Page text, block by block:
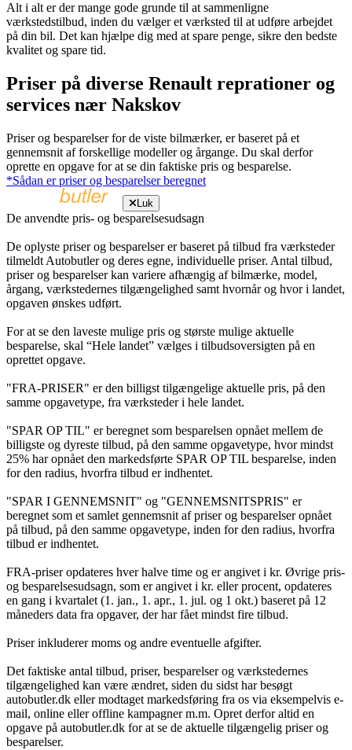
Alt i alt er der mange gode grunde til at sammenligne
værkstedstilbud, inden du vælger et værksted til at udføre arbejdet
på din bil. Det kan hjælpe dig med at spare penge, sikre den bedste
kvalitet og spare tid.
Priser på diverse Renault reprationer og
services nær Nakskov
Priser og besparelser for de viste bilmærker, er baseret på et
gennemsnit af forskellige modeller og årgange. Du skal derfor
oprette en opgave for at se din faktiske pris og besparelse.
*Sådan er priser og besparelser beregnet
Luk
De anvendte pris- og besparelsesudsagn
De oplyste priser og besparelser er baseret på tilbud fra værksteder
tilmeldt Autobutler og deres egne, individuelle priser. Antal tilbud,
priser og besparelser kan variere afhængig af bilmærke, model,
årgang, værkstedernes tilgængelighed samt hvornår og hvor i landet,
opgaven ønskes udført.
For at se den laveste mulige pris og største mulige aktuelle
besparelse, skal “Hele landet” vælges i tilbudsoversigten på en
oprettet opgave.
"FRA-PRISER" er den billigst tilgængelige aktuelle pris, på den
samme opgavetype, fra værksteder i hele landet.
"SPAR OP TIL" er beregnet som besparelsen opnået mellem de
billigste og dyreste tilbud, på den samme opgavetype, hvor mindst
25% har opnået den markedsførte SPAR OP TIL besparelse, inden
for den radius, hvorfra tilbud er indhentet.
"SPAR I GENNEMSNIT" og "GENNEMSNITSPRIS" er
beregnet som et samlet gennemsnit af priser og besparelser opnået
på tilbud, på den samme opgavetype, inden for den radius, hvorfra
tilbud er indhentet.
FRA-priser opdateres hver halve time og er angivet i kr. Øvrige pris-
og besparelsesudsagn, som er angivet i kr. eller procent, opdateres
en gang i kvartalet (1. jan., 1. apr., 1. jul. og 1 okt.) baseret på 12
måneders data fra opgaver, der har fået mindst fire tilbud.
Priser inkluderer moms og andre eventuelle afgifter.
Det faktiske antal tilbud, priser, besparelser og værkstedernes
tilgængelighed kan være ændret, siden du sidst har besøgt
autobutler.dk eller modtaget markedsføring fra os via eksempelvis e-
mail, online eller offline kampagner m.m. Opret derfor altid en
opgave på autobutler.dk for at se de aktuelle tilgængelig priser og
besparelser.